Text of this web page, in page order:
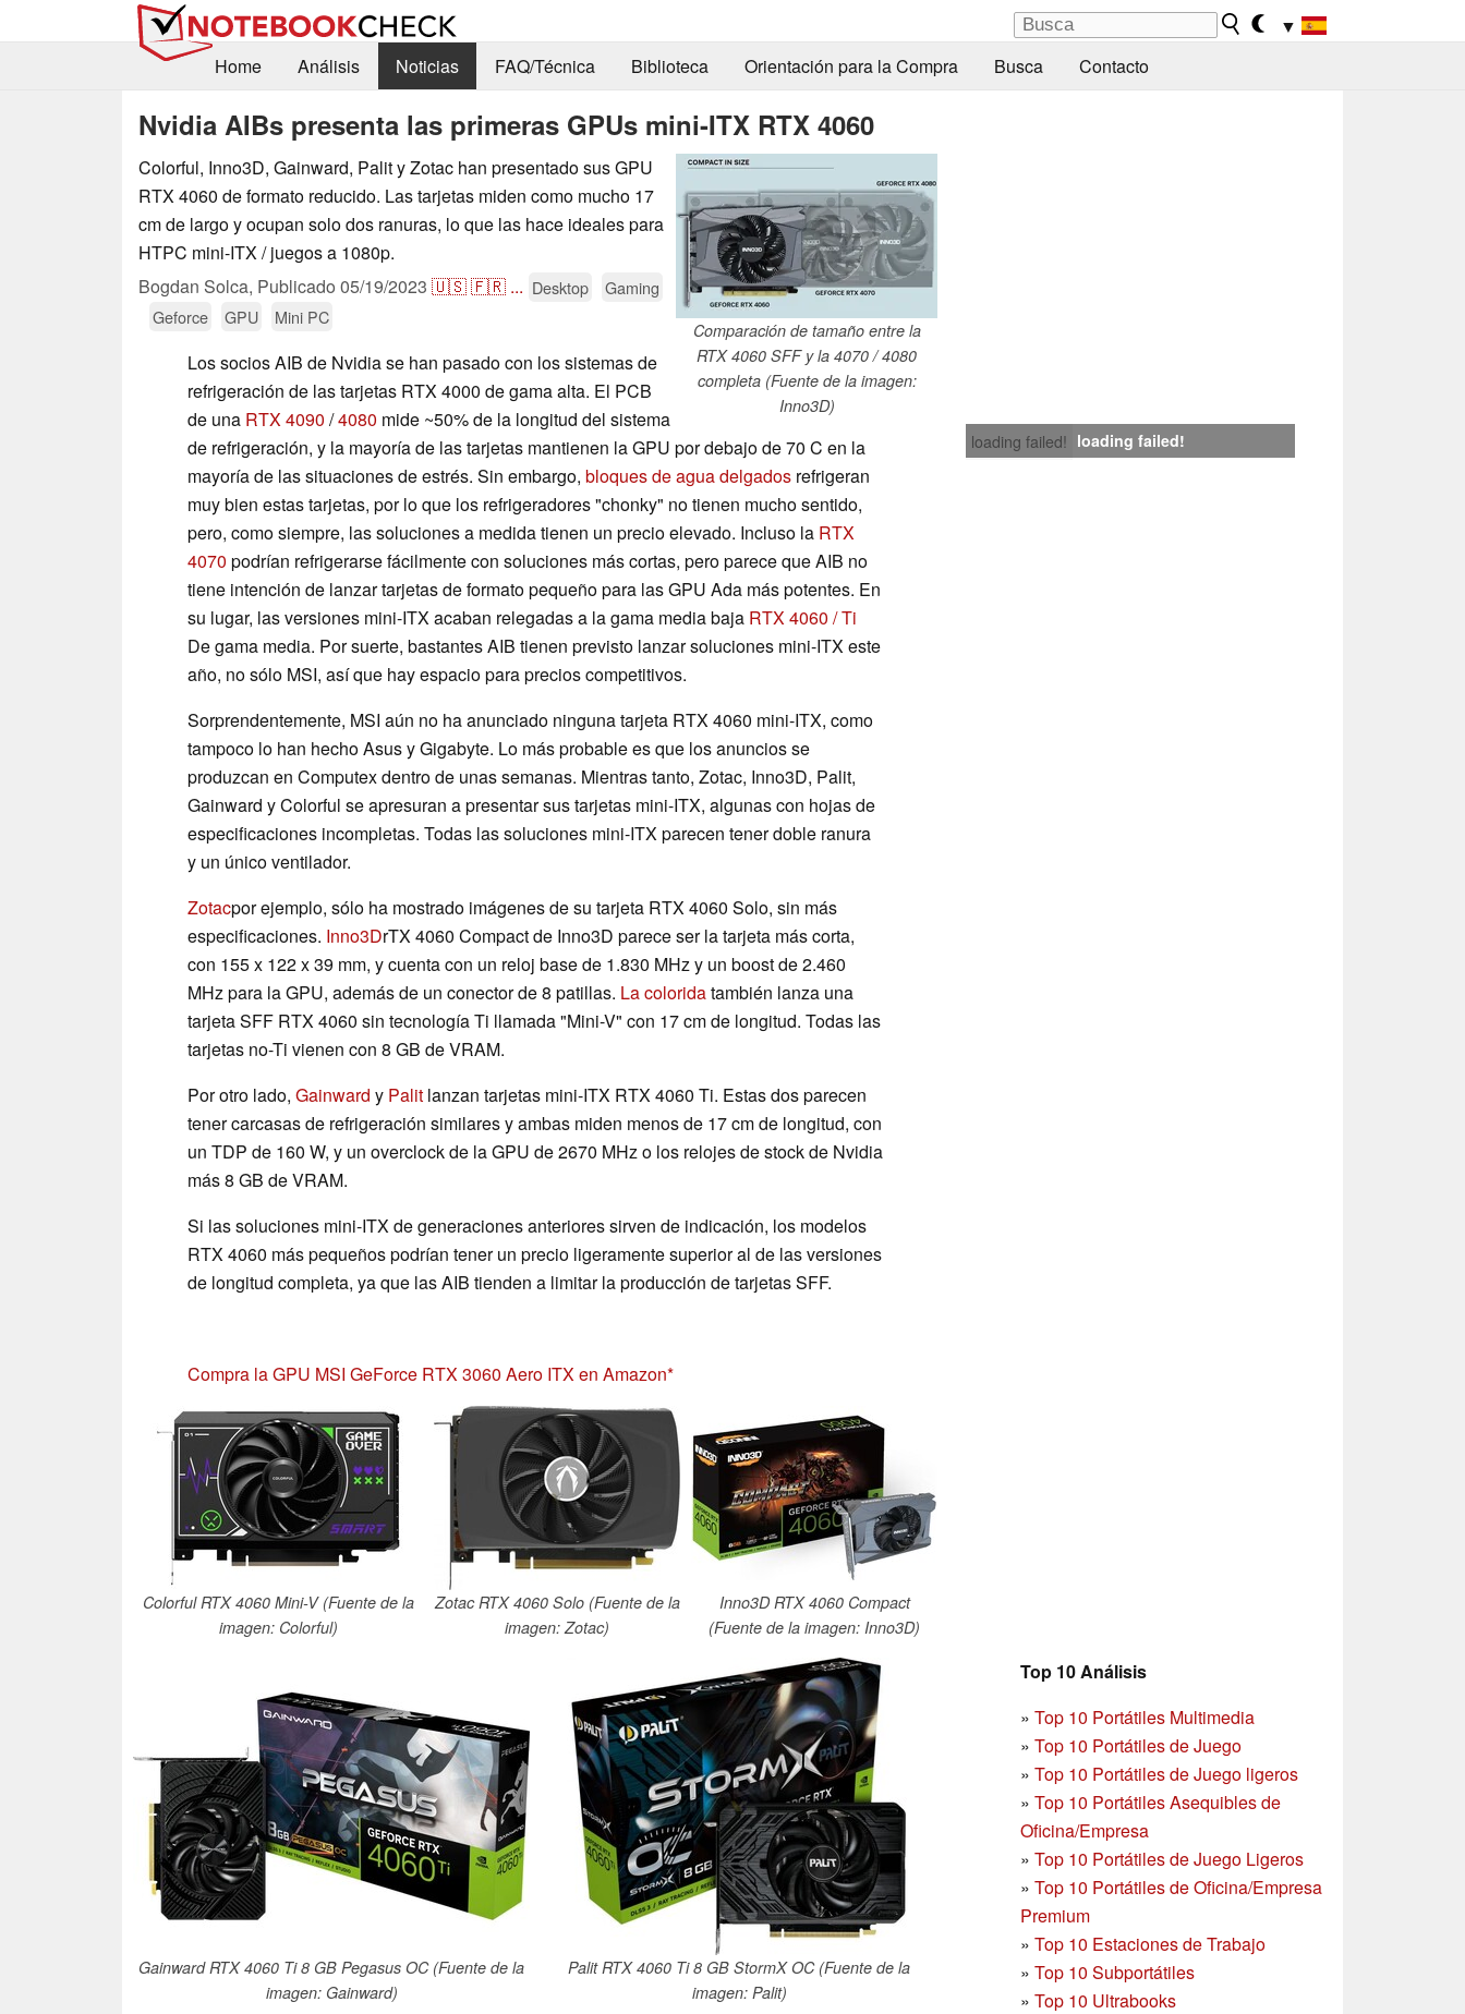
▼
Home
Análisis Noticias FAQ/Técnica Biblioteca Orientación para la Compra Busca Contacto
Nvidia AIBs presenta las primeras GPUs mini-ITX RTX 4060
Comparación de tamaño entre la
RTX 4060 SFF y la 4070 / 4080
completa (Fuente de la imagen:
Inno3D)
Colorful, Inno3D, Gainward, Palit y Zotac han presentado sus GPU
RTX 4060 de formato reducido. Las tarjetas miden como mucho 17
cm de largo y ocupan solo dos ranuras, lo que las hace ideales para
HTPC mini-ITX / juegos a 1080p.
Bogdan Solca, Publicado 05/19/2023 🇺🇸🇫🇷 ... Desktop
Gaming
Geforce
GPU Mini PC
loading failed! loading failed!
Los socios AIB de Nvidia se han pasado con los sistemas de
refrigeración de las tarjetas RTX 4000 de gama alta. El PCB
de una RTX 4090 /4080 mide ~50% de la longitud del sistema
de refrigeración, y la mayoría de las tarjetas mantienen la GPU por debajo de 70 C en la
mayoría de las situaciones de estrés. Sin embargo, bloques de agua delgados refrigeran
muy bien estas tarjetas, por lo que los refrigeradores "chonky" no tienen mucho sentido,
pero, como siempre, las soluciones a medida tienen un precio elevado. Incluso la RTX
4070 podrían refrigerarse fácilmente con soluciones más cortas, pero parece que AIB no
tiene intención de lanzar tarjetas de formato pequeño para las GPU Ada más potentes. En
su lugar, las versiones mini-ITX acaban relegadas a la gama media baja RTX 4060 / Ti
De gama media. Por suerte, bastantes AIB tienen previsto lanzar soluciones mini-ITX este
año, no sólo MSI, así que hay espacio para precios competitivos.
Sorprendentemente, MSI aún no ha anunciado ninguna tarjeta RTX 4060 mini-ITX, como
tampoco lo han hecho Asus y Gigabyte. Lo más probable es que los anuncios se
produzcan en Computex dentro de unas semanas. Mientras tanto, Zotac, Inno3D, Palit,
Gainward y Colorful se apresuran a presentar sus tarjetas mini-ITX, algunas con hojas de
especificaciones incompletas. Todas las soluciones mini-ITX parecen tener doble ranura
y un único ventilador.
Zotacpor ejemplo, sólo ha mostrado imágenes de su tarjeta RTX 4060 Solo, sin más
especificaciones. Inno3DrTX 4060 Compact de Inno3D parece ser la tarjeta más corta,
con 155 x 122 x 39 mm, y cuenta con un reloj base de 1.830 MHz y un boost de 2.460
MHz para la GPU, además de un conector de 8 patillas. La coloridatambién lanza una
tarjeta SFF RTX 4060 sin tecnología Ti llamada "Mini-V" con 17 cm de longitud. Todas las
tarjetas no-Ti vienen con 8 GB de VRAM.
Por otro lado, Gainward y Palit lanzan tarjetas mini-ITX RTX 4060 Ti. Estas dos parecen
tener carcasas de refrigeración similares y ambas miden menos de 17 cm de longitud, con
un TDP de 160 W, y un overclock de la GPU de 2670 MHz o los relojes de stock de Nvidia
más 8 GB de VRAM.
Si las soluciones mini-ITX de generaciones anteriores sirven de indicación, los modelos
RTX 4060 más pequeños podrían tener un precio ligeramente superior al de las versiones
de longitud completa, ya que las AIB tienden a limitar la producción de tarjetas SFF.
Compra la GPU MSI GeForce RTX 3060 Aero ITX en Amazon
Colorful RTX 4060 Mini-V (Fuente de la
imagen: Colorful)
Zotac RTX 4060 Solo (Fuente de la
imagen: Zotac)
Inno3D RTX 4060 Compact
(Fuente de la imagen: Inno3D)
Top 10 Análisis
» Top 10 Portátiles Multimedia
» Top 10 Portátiles de Juego
» Top 10 Portátiles de Juego ligeros
» Top 10 Portátiles Asequibles de
Oficina/Empresa
» Top 10 Portátiles de Juego Ligeros
» Top 10 Portátiles de Oficina/Empresa
Premium
» Top 10 Estaciones de Trabajo
» Top 10 Subportátiles
» Top 10 Ultrabooks
Gainward RTX 4060 Ti 8 GB Pegasus OC (Fuente de la
imagen: Gainward)
Palit RTX 4060 Ti 8 GB StormX OC (Fuente de la
imagen: Palit)